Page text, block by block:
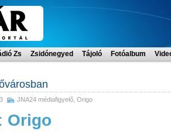
Zs Zsidónegyed Tájoló Fotóalbum
JNA24 médiafigyelő Origo
Origo